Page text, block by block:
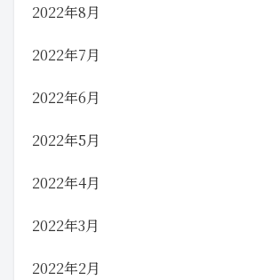
2022年8月
2022年7月
2022年6月
2022年5月
2022年4月
2022年3月
2022年2月